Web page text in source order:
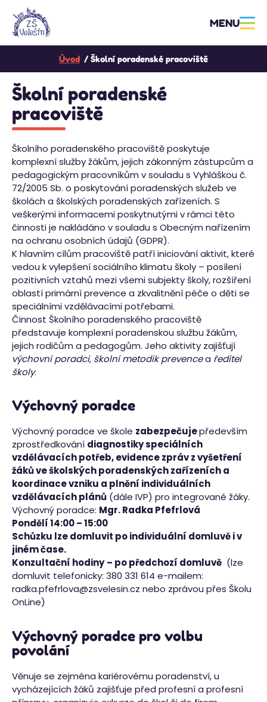
MENU
Úvod Školní poradenské pracoviště
Školní poradenské
pracoviště
Školního poradenského pracoviště poskytuje
komplexní služby žákům, jejich zákonným zástupcům a
pedagogickým pracovníkům v souladu s Vyhláškou č.
72/2005 Sb. o poskytování poradenských služeb ve
školách a školských poradenských zařízeních. S
veškerými informacemi poskytnutými v rámci této
činnosti je nakládáno v souladu s Obecným nařízením
na ochranu osobních údajů (GDPR).
K hlavním cílům pracoviště patří iniciování aktivit, které
vedou k vylepšení sociálního klimatu školy – posílení
pozitivních vztahů mezi všemi subjekty školy, rozšíření
oblastí primární prevence a zkvalitnění péče o děti se
speciálními vzdělávacími potřebami.
Činnost Školního poradenského pracoviště
představuje komplexní poradenskou službu žákům,
jejich rodičům a pedagogům. Jeho aktivity zajišťují
výchovní poradci, školní metodik prevencea ředitel
školy.
Výchovný poradce
Výchovný poradce ve škole zabezpečujepředevším
zprostředkování diagnostiky speciálních
vzdělávacích potřeb, evidence zpráv z vyšetření
žáků ve školských poradenských zařízeních a
koordinace vzniku a plnění individuálních
vzdělávacích plánů (dále IVP) pro integrované žáky.
Výchovný poradce: Mgr. Radka Pfefrlová
Pondělí 14:00 – 15:00
Schůzku lze domluvit po individuální domluvě i v
jiném čase.
Konzultační hodiny – po předchozí domluvě (lze
domluvit telefonicky: 380 331 614 e-mailem:
radka.pfefrlova@zsvelesin.cz nebo zprávou přes Školu
OnLine)
Výchovný poradce pro volbu
povolání
Věnuje se zejména kariérovému poradenství, u
vycházejících žáků zajišťuje před profesní a profesní